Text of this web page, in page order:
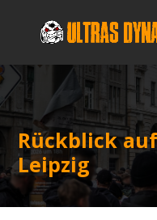
Rück­blick
Leipzig